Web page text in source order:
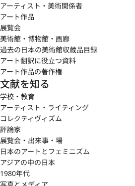
アーティスト・美術関係者
アート作品
展覧会
美術館・博物館・画廊
過去の日本の美術館収蔵品目録
アート翻訳に役立つ資料
アート作品の著作権
文献を知る
学校・教育
アーティスト・ライティング
コレクティヴィズム
評論家
展覧会・出来事・場
日本のアートとフェミニズム
アジアの中の日本
1980年代